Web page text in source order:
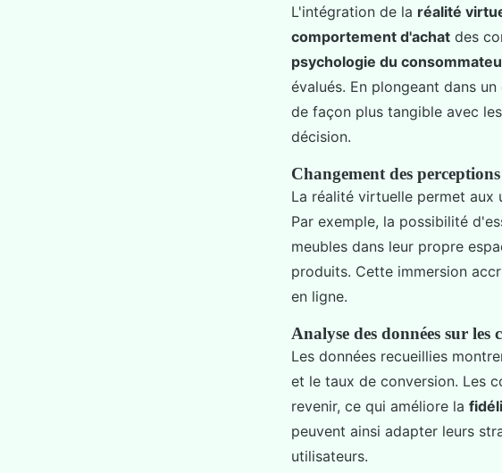
L'intégration de la réalité
comportement d'achat des
psychologie du
évalués. En plongeant dans
de façon plus tangible avec
décision.
Changement des
La réalité virtuelle permet aux
Par exemple, la possibilité
meubles dans leur propre
produits. Cette immersion
en ligne.
Analyse des données sur
Les données recueillies
et le taux de conversion. Les
revenir, ce qui améliore la
peuvent ainsi adapter leurs
utilisateurs.